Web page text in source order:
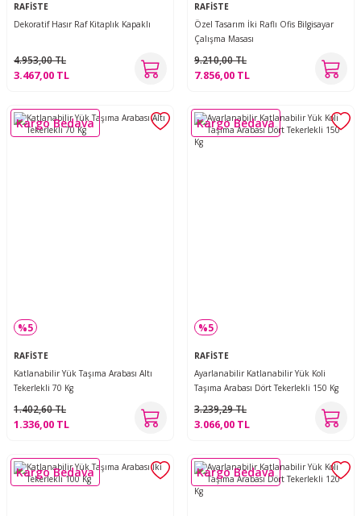
RAFİSTE
Dekoratif Hasır Raf Kitaplık Kapaklı
4.953,00 TL
3.467,00 TL
RAFİSTE
Özel Tasarım İki Raflı Ofis Bilgisayar
Çalışma Masası
9.210,00 TL
7.856,00 TL
%5
Kargo Bedava
RAFİSTE
Katlanabilir Yük Taşıma Arabası Altı
Tekerlekli 70 Kg
1.402,60 TL
1.336,00 TL
%5
Kargo Bedava
RAFİSTE
Ayarlanabilir Katlanabilir Yük Koli
Taşıma Arabası Dört Tekerlekli 150 Kg
3.239,29 TL
3.066,00 TL
Kargo Bedava Kargo Bedava